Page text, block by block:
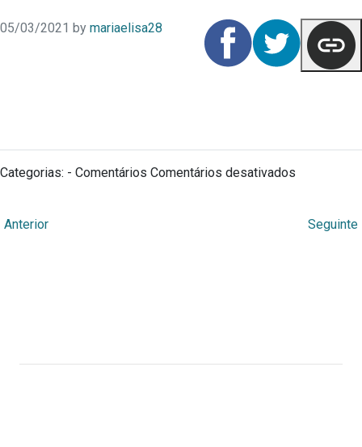
05/03/2021 by mariaelisa28
Categorias: - Comentários Comentários desativados
Anterior Seguinte